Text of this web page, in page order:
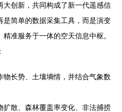
大创新，共同构成了新一代遥感信
是简单的数据采集工具，而是演变
准服务于一体的空天信息中枢。
长势、土壤墒情，并结合气象数
散、森林覆盖率变化、非法捕捞